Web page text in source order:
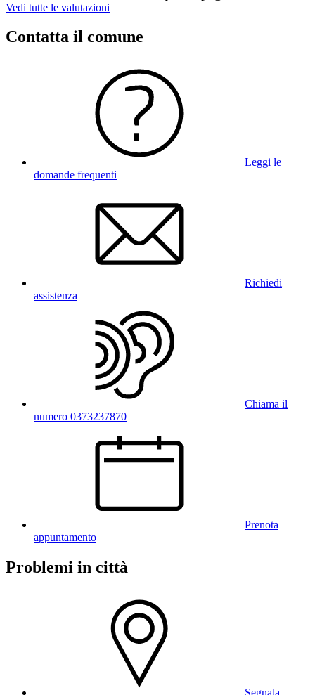
Vedi tutte le valutazioni
Contatta il comune
Leggi le
domande frequenti
Richiedi
assistenza
Chiama il
numero 0373237870
Prenota
appuntamento
Problemi in città